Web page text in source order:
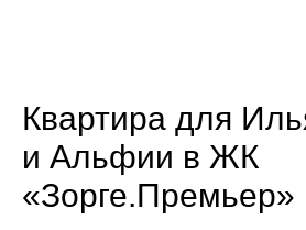
Квартира для
и Альфии в ЖК
«Зорге.Премьер»